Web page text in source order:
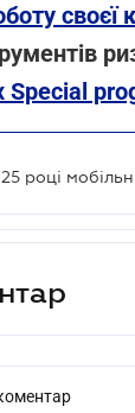
своєї
Special
році